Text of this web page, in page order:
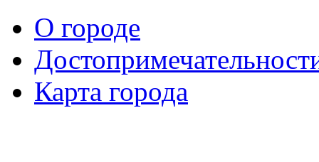
О городе
Карта города